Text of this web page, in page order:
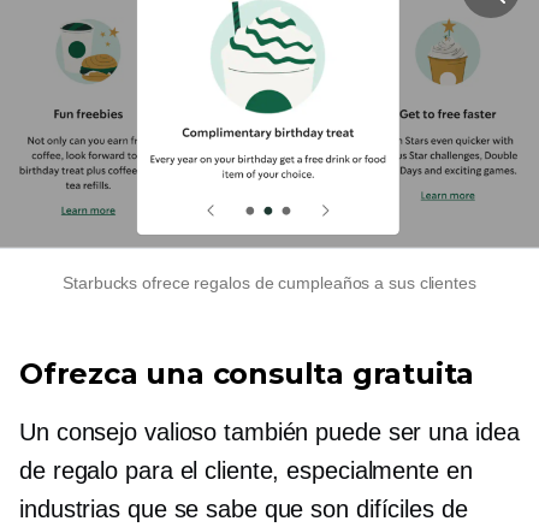
Starbucks ofrece regalos de cumpleaños a sus clientes
Ofrezca una consulta gratuita
Un consejo valioso también puede ser una idea
de regalo para el cliente, especialmente en
industrias que se sabe que son difíciles de